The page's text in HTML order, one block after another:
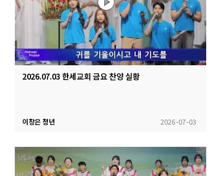
2026.07.03 한세교회 금요 찬양 실황
2026-07-03
이창은 청년